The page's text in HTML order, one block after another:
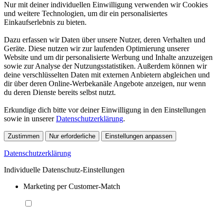
Nur mit deiner individuellen Einwilligung verwenden wir Cookies
und weitere Technologien, um dir ein personalisiertes
Einkaufserlebnis zu bieten.
Dazu erfassen wir Daten über unsere Nutzer, deren Verhalten und
Geräte. Diese nutzen wir zur laufenden Optimierung unserer
Website und um dir personalisierte Werbung und Inhalte anzuzeigen
sowie zur Analyse der Nutzungsstatistiken. Außerdem können wir
deine verschlüsselten Daten mit externen Anbietern abgleichen und
dir über deren Online-Werbekanäle Angebote anzeigen, nur wenn
du deren Dienste bereits selbst nutzt.
Erkundige dich bitte vor deiner Einwilligung in den Einstellungen
sowie in unsererDatenschutzerklärung.
Zustimmen Nur erforderliche Einstellungen anpassen
Datenschutzerklärung
Individuelle Datenschutz-Einstellungen
Marketing per Customer-Match